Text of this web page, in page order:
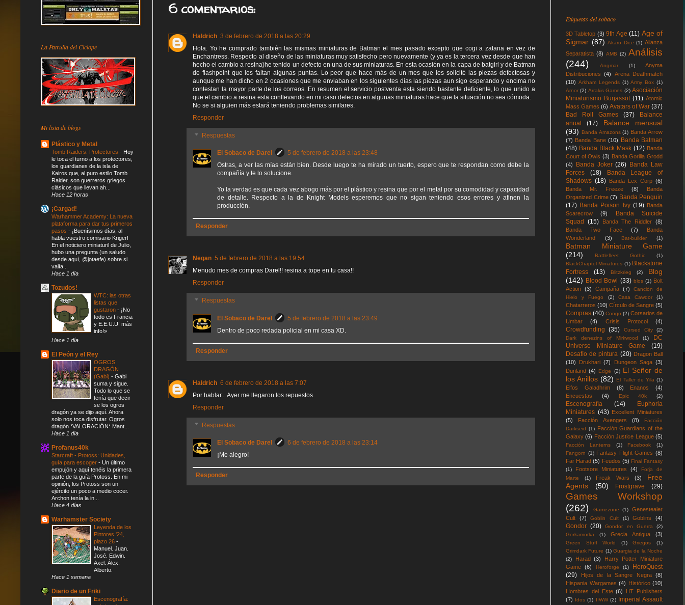
6 comentarios:
Haldrich 3 de febrero de 2018 a las 20:29
Hola. Yo he comprado también las mismas miniaturas de Batman el mes pasado excepto que cogi a zatana en vez de
Enchantress. Respecto al diseño de las miniaturas muy satisfecho pero nuevamente (y ya es la tercera vez desde que han
hecho el cambio a resina)he tenido un defecto en una de sus miniaturas. En esta ocasión en la capa de batgirl y de Batman
de flashpoint que les faltan algunas puntas. Lo peor que hace más de un mes que les solicité las piezas defectosas y
aunque me han dicho en 2 ocasiones que me enviaban en los siguientes días las piezas aun sigo esperando y encima no
contestan la mayor parte de los correos. En resumen el servicio postventa esta siendo bastante deficiente, lo que unido a
que el cambio a resina esta conllevando en mi caso defectos en algunas miniaturas hace que la situación no sea cómoda.
No se si alguien más estará teniendo problemas similares.
Responder
Respuestas
El Sobaco de Darel
5 de febrero de 2018 a las 23:48
Ostras, a ver las mías están bien. Desde luego te ha mirado un tuerto, espero que te respondan como debe la
compañía y te lo solucione.
Yo la verdad es que cada vez abogo más por el plástico y resina que por el metal por su comodidad y capacidad
de detalle. Respecto a la de Knight Models esperemos que no sigan teniendo esos errores y afinen la
producción.
Responder
Negan 5 de febrero de 2018 a las 19:54
Menudo mes de compras Darel!! resina a tope en tu casa!!
Responder
Respuestas
El Sobaco de Darel
5 de febrero de 2018 a las 23:49
Dentro de poco redada policial en mi casa XD.
Responder
Haldrich 6 de febrero de 2018 a las 7:07
Por hablar... Ayer me llegaron los repuestos.
Responder
Respuestas
El Sobaco de Darel
6 de febrero de 2018 a las 23:14
¡Me alegro!
Responder
La Patrulla del Cíclope
Mi lista de blogs
Plástico y Metal
Tomb Raiders: Protectores - Hoy
le toca el turno a los protectores,
los guardianes de la isla de
Kairos que, al puro estilo Tomb
Raider, son guerreros griegos
clásicos que llevan ah...
Hace 12 horas
¡Cargad!
Warhammer Academy: La nueva
plataforma para dar tus primeros
pasos - ¡Buenísimos días, al
habla vuestro comisario Kriger!
En el noticiero miniaturil de Julio,
hubo una pregunta (un saludo
desde aquí, @jotaefe) sobre si
valía...
Hace 1 día
Tozudos!
WTC: las otras
listas que
gustaron - ¡No
todo es Francia
y E.E.U.U! más
info!»
Hace 1 día
El Peón y el Rey
OGROS
DRAGÓN
(Gabi) - Gabi
suma y sigue.
Todo lo que se
tenía que decir
se los ogros
dragón ya se dijo aquí. Ahora
solo nos toca disfrutar. Ogros
dragón *VALORACIÓN* Mant...
Hace 1 día
Profanus40k
Starcraft - Protoss: Unidades,
guía para escoger - Un último
empujón y aquí tenéis la primera
parte de la guía Protoss. En mi
opinión, los Protoss son un
ejército un poco a medio cocer.
Archon tenía la in...
Hace 4 días
Warhamster Society
Leyenda de los
Pintores '24,
plazo 26 -
Manuel. Juan.
José. Edwin.
Axel. Álex.
Alberto.
Hace 1 semana
Diario de un Friki
Escenografía:
Etiquetas del sobaco
3D Tabletop (3) 9th Age (11) Age of
Sigmar (87) Akaro Dice (1) Alianza
Separatista (8) AMB (2) Análisis
(244)
Angmar (1)
Anyma
Distribuciones
(4)
Arena Deathmatch
(10) Arkham Legends (1) Army Box (1)
Arnor (2) Arrakis Games (2) Asociación
Miniaturismo Burjassot (11) Atomic
Mass Games (6) Avatars of War (37)
Bad Roll Games
(37)
Balance
anual
(17)
Balance mensual
(93)
Banda Amazons (1) Banda Arrow
(7) Banda Bane (10)
Banda Batman
(48) Banda Black Mask (12) Banda
Court of Owls (3) Banda Gorilla Grodd
(4)
Banda Joker (26) Banda Law
Forces
(18)
Banda League of
Shadows (18) Banda Lex Corp (6)
Banda Mr. Freeze
(8)
Banda
Organized Crime (7) Banda Penguin
(17) Banda Poison Ivy (19) Banda
Scarecrow
(9)
Banda Suicide
Squad
(15) Banda The Riddler (8)
Banda Two Face
(7)
Banda
Wonderland
(3) Bat-builder (1)
Batman Miniature Game
(214)
Battlefleet Gothic
(1)
BlackChaptel Miniatures (1) Blackstone
Fortress
(13) Blitzkrieg (2)
Blog
(142) Blood Bowl (33) blos (1) Bolt
Action (3) Campaña (7)
Canción de
Hielo y Fuego
(2) Casa Cawdor (1)
Chatarreros (10) Círculo de Sangre (5)
Compras (40) Congo (2) Corsarios de
Umbar
(4) Crisis Protocol (4)
Crowdfunding (35) Cursed City
(2)
Dark denezins of Mirkwood
(1)
DC
Universe Miniature Game
(19)
Desafío de pintura (20) Dragon Ball
(10)
Drukhari (7) Dungeon Saga (3)
Dunland (4) Edge (2) El Señor de
los Anillos (82) El Taller de Yila (1)
Elfos Galadhrim (8) Enanos
(4)
Encuestas
(4) Epic 40k (2)
Escenografía (14)
Euphoria
Miniatures (43) Excellent Miniatures
(5)
Facción Avengers (8)
Facción
Darkseid (1) Facción Guardians of the
Galaxy (6) Facción Justice League (5)
Facción Lanterns (1) Facebook
(1)
Fangorn (1) Fantasy Flight Games (8)
Far Harad (5) Feudos (5) Final Fantasy
(1)
Footsore Miniatures (4)
Forja de
Marte
(1) Freak Wars (3)
Free
Agents
(50) Frostgrave (29)
Games Workshop
(262)
Gamezone (1)
Genestealer
Cult
(7) Goblin Cult (1) Goblins (4)
Gondor (20) Gondor en Guerra
(2)
Gorkamorka
(1) Grecia Antigua (3)
Green Stuff World (1) Griegos
(1)
Grimdark Future (1) Guargia de la Noche
(2)
Harad (3)
Harry Potter Miniature
Game
(6) Heroforge (1)
HeroQuest
(29)
Hijos de la Sangre Negra
(8)
Hispania Wargames (4) Histórico (10)
Hombres del Este (6)
HT Publishers
(7) Idos (1) IIWW (2)
Imperial Assault